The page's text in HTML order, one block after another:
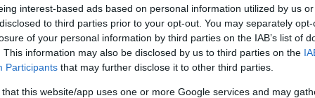
interest-based ads based on personal information utilized by us
to third parties prior to your opt-out. You may separately
of your personal information by third parties on the IAB’s list of
This information may also be disclosed by us to third parties on the
Participants that may further disclose it to other third parties.
that this website/app uses one or more Google services and may